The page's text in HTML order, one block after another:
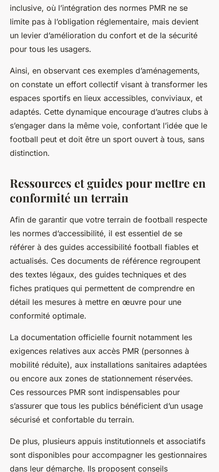
inclusive, où l’intégration des normes PMR ne se
limite pas à l’obligation réglementaire, mais devient
un levier d’amélioration du confort et de la sécurité
pour tous les usagers.
Ainsi, en observant ces exemples d’aménagements,
on constate un effort collectif visant à transformer les
espaces sportifs en lieux accessibles, conviviaux, et
adaptés. Cette dynamique encourage d’autres clubs à
s’engager dans la même voie, confortant l’idée que le
football peut et doit être un sport ouvert à tous, sans
distinction.
Ressources et guides pour mettre en
conformité un terrain
Afin de garantir que votre terrain de football respecte
les normes d’accessibilité, il est essentiel de se
référer à des guides accessibilité football fiables et
actualisés. Ces documents de référence regroupent
des textes légaux, des guides techniques et des
fiches pratiques qui permettent de comprendre en
détail les mesures à mettre en œuvre pour une
conformité optimale.
La documentation officielle fournit notamment les
exigences relatives aux accès PMR (personnes à
mobilité réduite), aux installations sanitaires adaptées
ou encore aux zones de stationnement réservées.
Ces ressources PMR sont indispensables pour
s’assurer que tous les publics bénéficient d’un usage
sécurisé et confortable du terrain.
De plus, plusieurs appuis institutionnels et associatifs
sont disponibles pour accompagner les gestionnaires
dans leur démarche. Ils proposent conseils